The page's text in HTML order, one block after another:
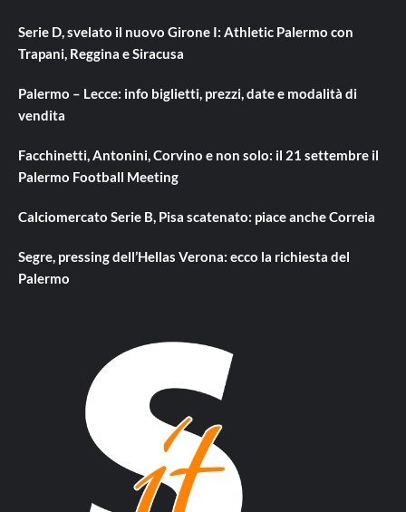
Serie D, svelato il nuovo Girone I: Athletic Palermo con
Trapani, Reggina e Siracusa
Palermo – Lecce: info biglietti, prezzi, date e modalità di
vendita
Facchinetti, Antonini, Corvino e non solo: il 21 settembre il
Palermo Football Meeting
Calciomercato Serie B, Pisa scatenato: piace anche Correia
Segre, pressing dell’Hellas Verona: ecco la richiesta del
Palermo